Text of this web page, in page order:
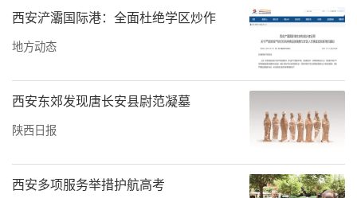
西安浐灞国际港：全面杜绝学区炒作
地方动态
西安东郊发现唐长安县尉范凝墓
陕西日报
西安多项服务举措护航高考